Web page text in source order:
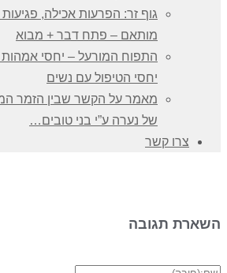
גוף זר: הפרעות אכילה, פגיעות
מותאם – פתח דבר + מבוא
התפוח המורעל – יחסי
יחסי הטיפול עם נשים
מאמר על הקשר שבין הזמר
של נערה ע”י בני טובים…
צרו קשר
השארת תגובה